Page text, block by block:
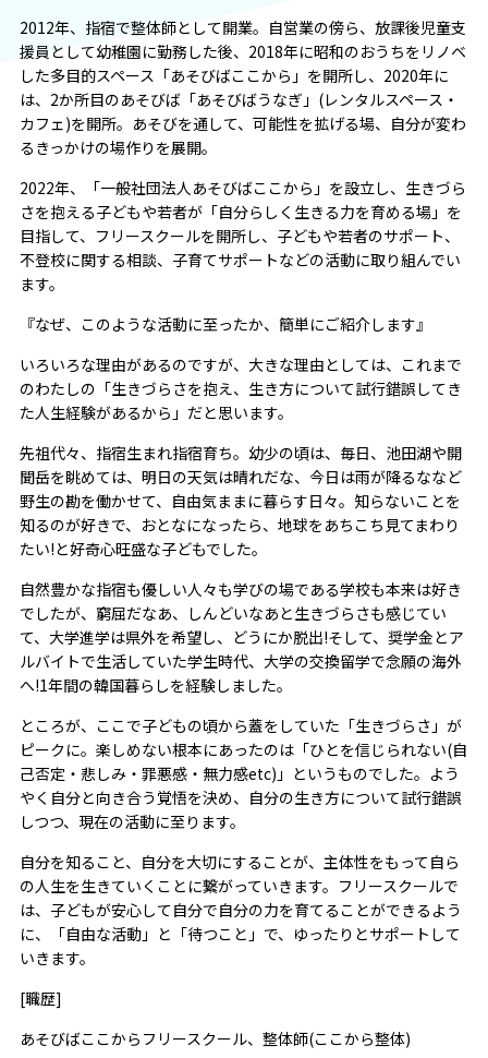
2012年、指宿で整体師として開業。自営業の傍ら、放課後児童支
援員として幼稚園に勤務した後、2018年に昭和のおうちをリノベ
した多目的スペース「あそびばここから」を開所し、2020年に
は、2か所目のあそびば「あそびばうなぎ」(レンタルスペース・
カフェ)を開所。あそびを通して、可能性を拡げる場、自分が変わ
るきっかけの場作りを展開。
2022年、「一般社団法人あそびばここから」を設立し、生きづら
さを抱える子どもや若者が「自分らしく生きる力を育める場」を
目指して、フリースクールを開所し、子どもや若者のサポート、
不登校に関する相談、子育てサポートなどの活動に取り組んでい
ます。
『なぜ、このような活動に至ったか、簡単にご紹介します』
いろいろな理由があるのですが、大きな理由としては、これまで
のわたしの「生きづらさを抱え、生き方について試行錯誤してき
た人生経験があるから」だと思います。
先祖代々、指宿生まれ指宿育ち。幼少の頃は、毎日、池田湖や開
聞岳を眺めては、明日の天気は晴れだな、今日は雨が降るななど
野生の勘を働かせて、自由気ままに暮らす日々。知らないことを
知るのが好きで、おとなになったら、地球をあちこち見てまわり
たい!と好奇心旺盛な子どもでした。
自然豊かな指宿も優しい人々も学びの場である学校も本来は好き
でしたが、窮屈だなあ、しんどいなあと生きづらさも感じてい
て、大学進学は県外を希望し、どうにか脱出!そして、奨学金とア
ルバイトで生活していた学生時代、大学の交換留学で念願の海外
へ!1年間の韓国暮らしを経験しました。
ところが、ここで子どもの頃から蓋をしていた「生きづらさ」が
ピークに。楽しめない根本にあったのは「ひとを信じられない(自
己否定・悲しみ・罪悪感・無力感etc)」というものでした。よう
やく自分と向き合う覚悟を決め、自分の生き方について試行錯誤
しつつ、現在の活動に至ります。
自分を知ること、自分を大切にすることが、主体性をもって自ら
の人生を生きてい くことに繋がっていきます。フリースクールで
は、子どもが安心して自分で自分の力を育てることができるよう
に、「自由な活動」と「待つこと」で、ゆったりとサポートして
いきます。
[職歴]
あそびばここからフリースクール、整体師(ここから整体)